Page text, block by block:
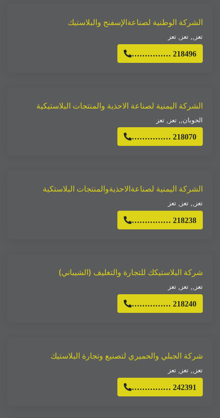
الشركة الوطنية لصناعةالإسفنج والبلاستيك
تعز,, تعز , تعز
…………… 218496
الشركة اليمنية لصناعة الاحذية والمنتجات البلاستيكية
الحوبان,, تعز , تعز
…………… 218070
الشركة اليمنية لصناعةالاحذيةوالمنتجات البلاستكية
تعز,, تعز , تعز
…………… 218238
شركة البلاستيكك للتجارة والتغليف (الشيباني)
تعز,, تعز , تعز
…………… 218240
شركة الجبلي والحميري لتصنيع وتجارة البلاستيك
تعز,, تعز , تعز
…………… 242391